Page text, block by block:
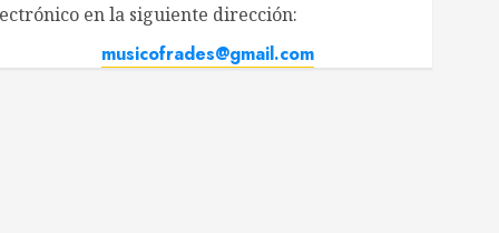
en la siguiente dirección:
musicofrades@gmail.com